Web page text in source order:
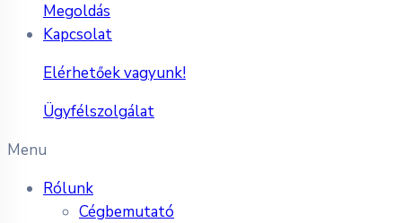
Megoldás
Kapcsolat
Elérhetőek vagyunk!
Ügyfélszolgálat
Menu
Rólunk
Cégbemutató